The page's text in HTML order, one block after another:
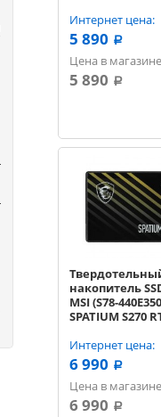
Интернет цена:
5 890 a
Цена в
5 890 a
накопитель
MSI (S78-
SPATIUM S270
Интернет цена:
6 990 a
Цена в
6 990 a